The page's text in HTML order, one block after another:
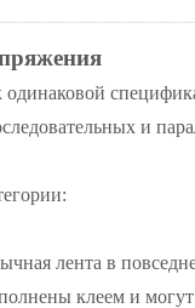
одинаковой
и
лента в
клеем и